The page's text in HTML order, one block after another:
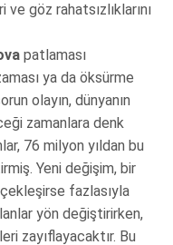
göz rahatsızlıklarını
patlaması
ya da öksürme
olayın, dünyanın
zamanlara denk
76 milyon yıldan bu
Yeni değişim, bir
fazlasıyla
yön değiştirirken,
zayıflayacaktır. Bu